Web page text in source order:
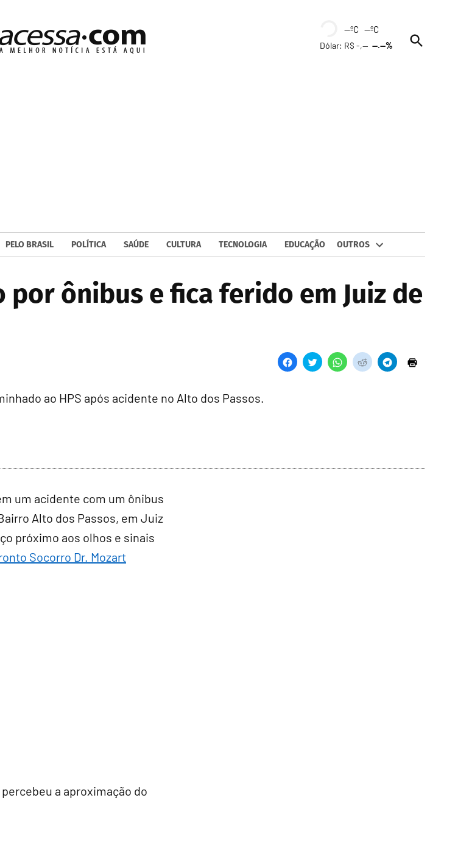
--ºC --ºC
Dólar: R$ -,----.--%
Open
Search
PELO BRASIL POLÍTICA SAÚDE CULTURA TECNOLOGIA EDUCAÇÃO OUTROS
ônibus e fica ferido em Juiz de
ao HPS após acidente no Alto dos Passos.
um acidente com um ônibus
Alto dos Passos, em Juiz
próximo aos olhos e sinais
Socorro Dr. Mozart
a aproximação do